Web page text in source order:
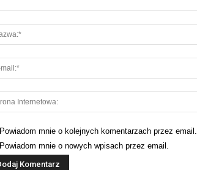
Powiadom mnie o kolejnych komentarzach przez email.
Powiadom mnie o nowych wpisach przez email.